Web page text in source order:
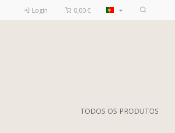
Login 0,00 €
TODOS OS PRODUTOS